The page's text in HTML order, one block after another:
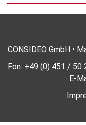
CONSIDEO GmbH •
Fon: +49 (0) 451 / 50
· E-